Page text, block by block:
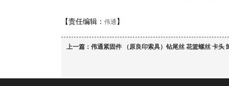
【责任编辑： 伟通 】
上一篇： 伟通紧固件 （原良印索具）钻尾丝 花篮螺丝 卡头